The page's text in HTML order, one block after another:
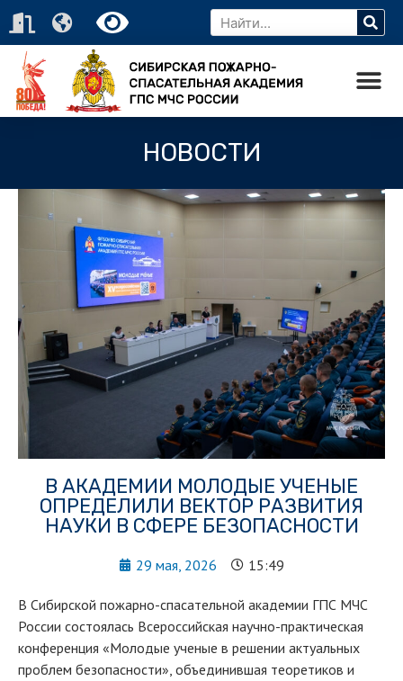
НОВОСТИ
В АКАДЕМИИ МОЛОДЫЕ УЧЕНЫЕ
ОПРЕДЕЛИЛИ ВЕКТОР РАЗВИТИЯ
НАУКИ В СФЕРЕ БЕЗОПАСНОСТИ
29 мая, 2026 15:49
В Сибирской пожарно-спасательной академии ГПС МЧС
России состоялась Всероссийская научно-практическая
конференция «Молодые ученые в решении актуальных
проблем безопасности», объединившая теоретиков и